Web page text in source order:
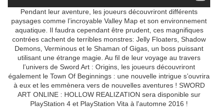
Pendant leur aventure, les joueurs découvriront différents
paysages comme l’incroyable Valley Map et son environnement
aquatique. Il faudra cependant être prudent, ces magnifiques
contrées cachent de terribles monstres: Jelly Floaters, Shadow
Demons, Verminous et le Shaman of Gigas, un boss puissant
utilisant une étrange magie. Au fil de leur voyage au travers
l’univers de Sword Art : Origins, les joueurs découvriront
également le Town Of Beginnings : une nouvelle intrigue s’ouvrira
à eux et les emmènera vers de nouvelles aventures ! SWORD
ART ONLINE : HOLLOW REALIZATION sera disponible sur
PlayStation 4 et PlayStation Vita à l'automne 2016 !